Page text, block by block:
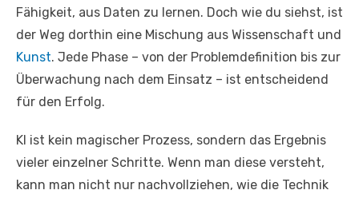
Fähigkeit, aus Daten zu lernen. Doch wie du siehst, ist
der Weg dorthin eine Mischung aus Wissenschaft und
Kunst. Jede Phase – von der Problemdefinition bis zur
Überwachung nach dem Einsatz – ist entscheidend
für den Erfolg.
KI ist kein magischer Prozess, sondern das Ergebnis
vieler einzelner Schritte. Wenn man diese versteht,
kann man nicht nur nachvollziehen, wie die Technik